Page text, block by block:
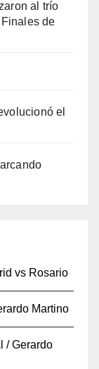
al trío
de
el
vs Rosario
Martino
/ Gerardo